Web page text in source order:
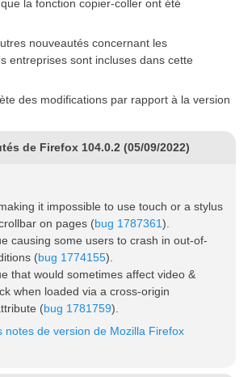
la fonction copier-coller ont été
nouveautés concernant les
entreprises sont incluses dans cette
des modifications par rapport à la version
de Firefox 104.0.2 (05/09/2022)
it impossible to use touch or a stylus
on pages (bug 1787361).
causing some users to crash in out-of-
(bug 1774155).
that would sometimes affect video &
when loaded via a cross-origin
(bug 1781759).
notes de version de Mozilla Firefox